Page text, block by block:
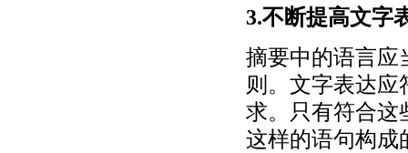
3.不断提高文字
摘要中的语言应
则。文字表达应
求。只有符合这
这样的语句构成